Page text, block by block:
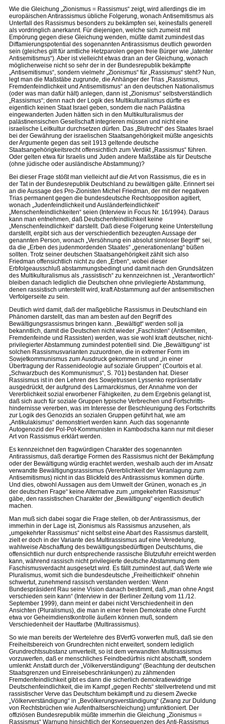
Wie die Gleichung „Zionismus = Rassismus“ zeigt, wird allerdings die im
europäischen Antirassismus übliche Folgerung, wonach Antisemitismus als
Unterfall des Rassismus besonders zu bekämpfen sei, keinesfalls generell
als vordringlich anerkannt. Für diejenigen, welche sich zumeist mit
Empörung gegen diese Gleichung wenden, müßte damit zumindest das
Diffamierungspotential des sogenannten Antirassismus deutlich geworden
sein (gleiches gilt für amtliche Hetzparolen gegen freie Bürger wie „latenter
Antisemitismus“). Aber ist vielleicht etwas dran an der Gleichung, wonach
möglicherweise nicht so sehr der in der Bundesrepublik bekämpfte
„Antisemitismus“, sondern vielmehr „Zionismus“ für „Rassismus“ steht? Nun,
legt man die Maßstäbe zugrunde, die Anhänger der Trias „Rassismus,
Fremdenfeindlichkeit und Antisemitismus“ an den deutschen Nationalismus
(oder was man dafür hält) anlegen, dann ist „Zionismus“ selbstverständlich
„Rassismus“; denn nach der Logik des Multikulturalismus dürfte es
eigentlich keinen Staat Israel geben, sondern die nach Palästina
eingewanderten Juden hätten sich in den Multikulturalismus der
palästinensischen Gesellschaft integrieren müssen und nicht eine
israelische Leitkultur durchsetzen dürfen. Das „Blutrecht“ des Staates Israel
bei der Gewährung der israelischen Staatsangehörigkeit müßte angesichts
der Argumente gegen das seit 1913 geltende deutsche
Staatsangehörigkeitsrecht offensichtlich zum Verdikt „Rassismus“ führen.
Oder gelten etwa für Israelis und Juden andere Maßstäbe als für Deutsche
(ohne jüdische oder ausländische Abstammung)?
Bei dieser Frage stößt man vielleicht auf die Art von Rassismus, die es in
der Tat in der Bundesrepublik Deutschland zu bewältigen gälte. Erinnert sei
an die Aussage des Pro-Zionisten Michel Friedman, der mit der negativen
Trias permanent gegen die bundesdeutsche Rechtsopposition agitiert,
wonach „Judenfeindlichkeit und Ausländerfeindlichkeit“
„Menschenfeindlichkeiten“ seien (Interview in Focus Nr. 16/1994). Daraus
kann man entnehmen, daß Deutschenfeindlichkeit keine
„Menschenfeindlichkeit“ darstellt. Daß diese Folgerung keine Unterstellung
darstellt, ergibt sich aus der verschiedentlich bezeugten Aussage der
genannten Person, wonach „Versöhnung ein absolut sinnloser Begriff“ sei,
da die „Erben des judenmordenden Staates“ „generationenlang“ büßen
sollten. Trotz seiner deutschen Staatsangehörigkeit zählt sich also
Friedman offensichtlich nicht zu den „Erben“, wobei dieser
Erbfolgeausschluß abstammungsbedingt und damit nach den Grundsätzen
des Multikulturalismus als „rassistisch“ zu kennzeichnen ist. „Verantwortlich“
bleiben danach lediglich die Deutschen ohne privilegierte Abstammung,
denen rassistisch unterstellt wird, kraft Abstammung auf der antisemitischen
Verfolgerseite zu sein.
Deutlich wird damit, daß der maßgebliche Rassismus in Deutschland ein
Phänomen darstellt, das man am besten auf den Begriff des
Bewältigungsrassismus bringen kann. „Bewältigt“ werden soll ja
bekanntlich, damit die Deutschen nicht wieder „Faschisten“ (Antisemiten,
Fremdenfeinde und Rassisten) werden, was sie wohl kraft deutscher, nicht-
privilegierter Abstammung zumindest potentiell sind. Die „Bewältigung“ ist
solchen Rassismusvarianten zuzuordnen, die in extremer Form im
Sowjetkommunismus zum Ausdruck gekommen ist und „in einer
Übertragung der Rassenideologie auf soziale Gruppen“ (Courtois et al.
„Schwarzbuch des Kommunismus“, S. 701) bestanden hat. Dieser
Rassismus ist in den Lehren des Sowjetrussen Lyssenko repräsentativ
ausgedrückt, der aufgrund des Larmarckismus, der Annahme von der
Vererblichkeit sozial erworbener Fähigkeiten, zu dem Ergebnis gelangt ist,
daß sich auch für soziale Gruppen typische Verbrechen und Fortschritts-
hindernisse vererben, was im Interesse der Beschleunigung des Fortschritts
zur Logik des Genozids an sozialen Gruppen geführt hat, wie am
„Antikulakismus“ demonstriert werden kann. Auch das sogenannte
Autogenozid der Pol-Pot-Kommunisten in Kambodscha kann nur mit dieser
Art von Rassismus erklärt werden.
Es kennzeichnet den fragwürdigen Charakter des sogenannten
Antirassismus, daß derartige Formen des Rassismus nicht der Bekämpfung
oder der Bewältigung würdig erachtet werden, weshalb auch der im Ansatz
verwandte Bewältigungsrassismus (Vererblichkeit der Veranlagung zum
Antisemitismus) nicht in das Blickfeld des Antirassismus kommen dürfte.
Und dies, obwohl Aussagen aus dem Umwelt der Grünen, wonach es „in
der deutschen Frage“ keine Alternative zum „umgekehrten Rassismus“
gäbe, den rassistischen Charakter der „Bewältigung“ eigentlich deutlich
machen.
Man muß sich dabei sogar die Frage stellen, ob der Antirassismus, der
immerhin in der Lage ist, Zionismus als Rassismus anzusehen, als
„umgekehrter Rassismus“ nicht selbst eine Abart des Rassismus darstellt,
zielt er doch in der Variante des Multirassismus auf eine Veredelung,
wahlweise Abschaffung des bewältigungsbedürftigen Deutschtums, die
offensichtlich nur durch entsprechende rassische Blutzufuhr erreicht werden
kann, während rassisch nicht privilegierte deutsche Abstammung dem
Faschismusverdacht ausgesetzt wird. Es fällt zumindest auf, daß Werte wie
Pluralismus, womit sich die bundesdeutsche „Freiheitlichkeit“ ohnehin
schwertut, zunehmend rassisch verstanden werden: Wenn
Bundespräsident Rau seine Vision danach bestimmt, daß „man ohne Angst
verschieden sein kann“ (Interview in der Berliner Zeitung vom 11./12.
September 1999), dann meint er dabei nicht Verschiedenheit in den
Ansichten (Pluralismus), die man in einer freien Demokratie ohne Furcht
etwa vor Geheimdienstkontrolle äußern können muß, sondern
Verschiedenheit der Hautfarbe (Multirassismus).
So wie man bereits der Wertelehre des BVerfG vorwerfen muß, daß sie den
Freiheitsbereich von Grundrechten nicht erweitert, sondern lediglich
Grundrechtssubstanz umverteilt, so ist dem verwandten Multirassismus
vorzuwerfen, daß er menschliches Feindbedürfnis nicht abschafft, sondern
umlenkt: Anstatt durch der „Völkerverständigung“ (Beachtung der deutschen
Staatsgrenzen und Einreisebeschränkungen) zu zähmenden
Fremdenfeindlichkeit gibt es dann die sicherlich demokratiewidrige
Deutschenfeindlichkeit, die im Kampf „gegen Rechts“ stellvertretend und mit
rassistischer Verve das Deutschtum bekämpft und zu diesem Zwecke
„Völkerverständigung“ in „Bevölkerungsverständigung“ (Zwang zur Duldung
von Rechtsbrüchen wie Aufenthaltserschleichung) umfunktioniert. Der
offiziösen Bundesrepublik müßte immerhin die Gleichung „Zionismus =
Rassismus“ Warnung hinsichtlich der Konsequenzen des Anti-Rassismus